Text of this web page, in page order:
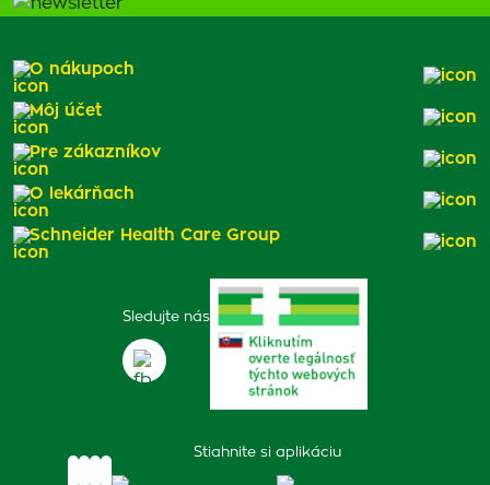
Sledujte nás
Stiahnite si aplikáciu
O nákupoch
Môj účet
Pre zákazníkov
O lekárňach
Schneider Health Care Group